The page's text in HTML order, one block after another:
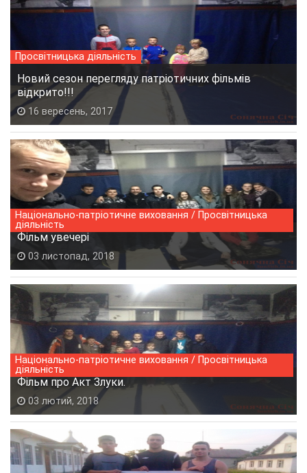
Просвітницька діяльність
Новий сезон перегляду патріотичних фільмів
відкрито!!!
16 вересень, 2017
Національно-патріотичне виховання / Просвітницька
діяльність
Фільм увечері
03 листопад, 2018
Національно-патріотичне виховання / Просвітницька
діяльність
Фільм про Акт Злуки.
03 лютий, 2018